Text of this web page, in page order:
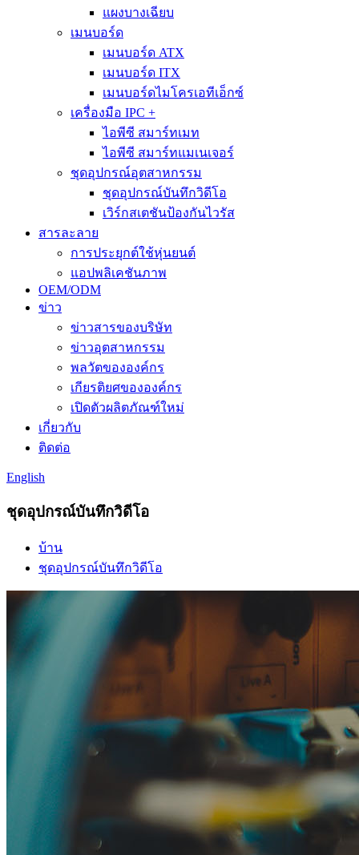
แผงบางเฉียบ
เมนบอร์ด
เมนบอร์ด ATX
เมนบอร์ด ITX
เมนบอร์ดไมโครเอทีเอ็กซ์
เครื่องมือ IPC +
ไอพีซี สมาร์ทเมท
ไอพีซี สมาร์ทแมเนเจอร์
ชุดอุปกรณ์อุตสาหกรรม
ชุดอุปกรณ์บันทึกวิดีโอ
เวิร์กสเตชันป้องกันไวรัส
สารละลาย
การประยุกต์ใช้หุ่นยนต์
แอปพลิเคชันภาพ
OEM/ODM
ข่าว
ข่าวสารของบริษัท
ข่าวอุตสาหกรรม
พลวัตขององค์กร
เกียรติยศขององค์กร
เปิดตัวผลิตภัณฑ์ใหม่
เกี่ยวกับ
ติดต่อ
English
ชุดอุปกรณ์บันทึกวิดีโอ
บ้าน
ชุดอุปกรณ์บันทึกวิดีโอ